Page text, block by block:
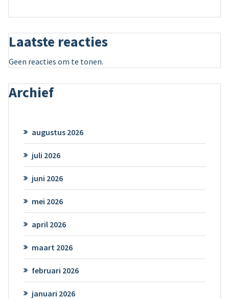
Laatste reacties
Geen reacties om te tonen.
Archief
augustus 2026
juli 2026
juni 2026
mei 2026
april 2026
maart 2026
februari 2026
januari 2026